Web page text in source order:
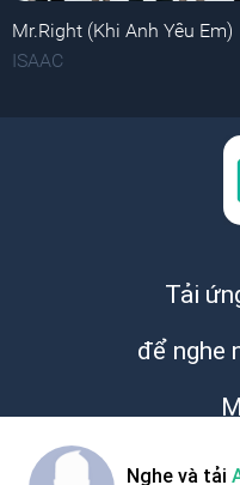
Mr.Right (Khi Anh Yêu Em)
ISAAC
Tải
để nghe
Nghe và tải